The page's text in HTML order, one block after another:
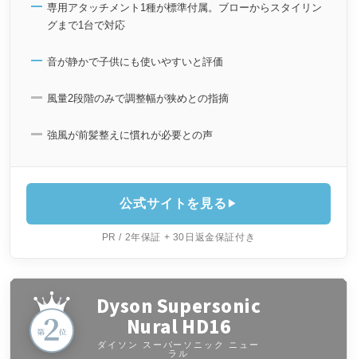
専用アタッチメント1種が標準付属。ブローからスタイリン
グまで1台で対応
音が静かで子供にも使いやすいと評価
風量2段階のみで調整幅が狭めとの指摘
強風が前髪整えに慣れが必要との声
公式サイトを見る
PR / 2年保証 + 30日返金保証付き
Dyson Supersonic
Nural HD16
ダイソン スーパーソニック ニュー
ラル